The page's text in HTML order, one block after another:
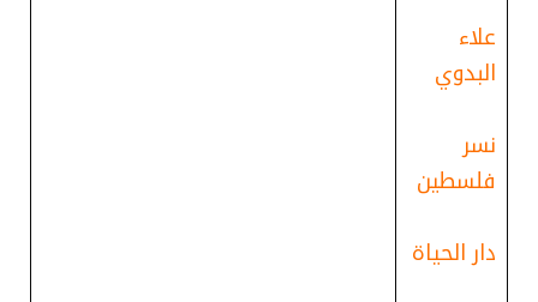
علاء
البدوي
نسر
فلسطين
دار الحياة